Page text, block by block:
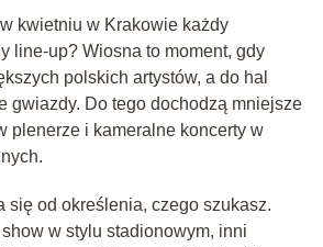
kwietniu w Krakowie każdy
line-up? Wiosna to moment, gdy
polskich artystów, a do hal
gwiazdy. Do tego dochodzą mniejsze
plenerze i kameralne koncerty w
się od określenia, czego szukasz.
w stylu stadionowym, inni